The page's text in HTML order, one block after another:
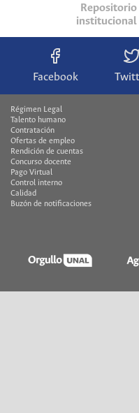
Repositorio
institucional
Facebook
Régimen Legal
Talento humano
Contratación
Ofertas de empleo
Rendición de cuentas
Concurso docente
Pago Virtual
Control interno
Calidad
Buzón de notificaciones